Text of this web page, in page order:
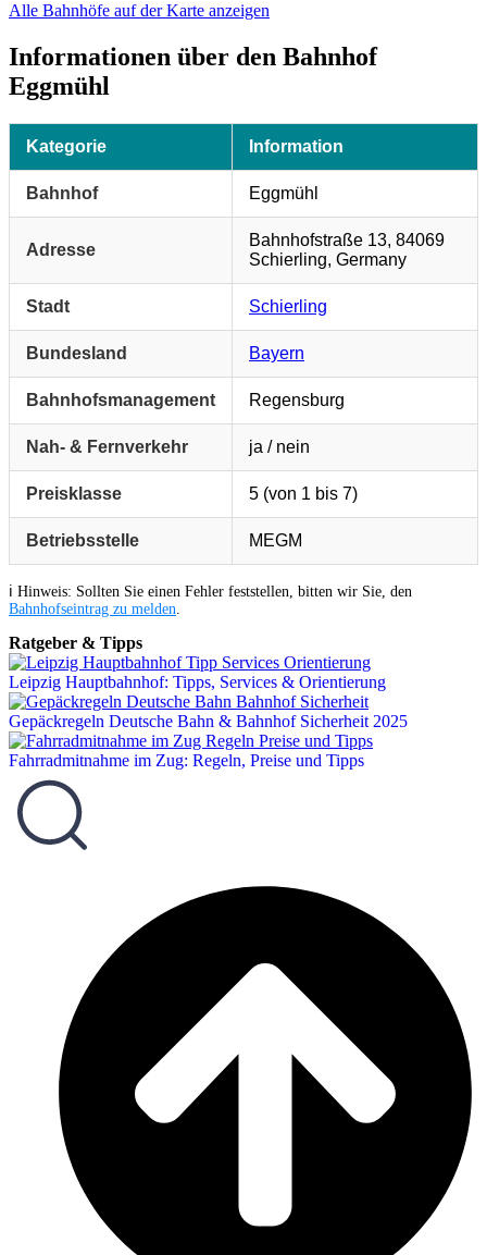
Alle Bahnhöfe auf der Karte anzeigen
Informationen über den Bahnhof
Eggmühl
Kategorie Information
Bahnhof Eggmühl
Adresse
Bahnhofstraße 13, 84069
Schierling, Germany
Stadt Schierling
Bundesland Bayern
Bahnhofsmanagement Regensburg
Nah- & Fernverkehr ja / nein
Preisklasse 5 (von 1 bis 7)
Betriebsstelle MEGM
ℹ️ Hinweis: Sollten Sie einen Fehler feststellen, bitten wir Sie, den
Bahnhofseintrag zu melden
Ratgeber & Tipps
Leipzig Hauptbahnhof: Tipps, Services & Orientierung
Gepäckregeln Deutsche Bahn & Bahnhof Sicherheit 2025
Fahrradmitnahme im Zug: Regeln, Preise und Tipps